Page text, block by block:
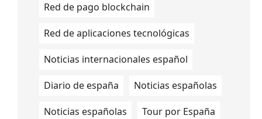
Red de pago blockchain
Red de aplicaciones tecnológicas
Noticias internacionales español
Diario de españa Noticias españolas
Noticias españolas Tour por España